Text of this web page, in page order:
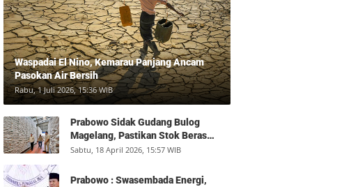
Waspadai El Nino, Kemarau Panjang Ancam
Pasokan Air Bersih
Rabu, 1 Juli 2026, 15:36 WIB
Prabowo Sidak Gudang Bulog
Magelang, Pastikan Stok Beras
Aman dan Distribusi Lancar
Sabtu, 18 April 2026, 15:57 WIB
Prabowo : Swasembada Energi,